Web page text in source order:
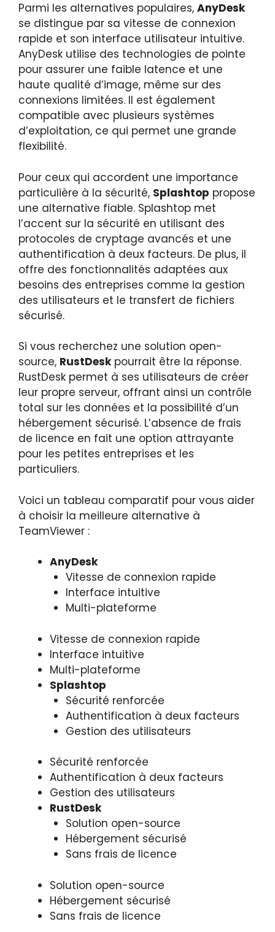
Parmi les alternatives populaires, AnyDesk
se distingue par sa vitesse de connexion
rapide et son interface utilisateur intuitive.
AnyDesk utilise des technologies de pointe
pour assurer une faible latence et une
haute qualité d’image, même sur des
connexions limitées. Il est également
compatible avec plusieurs systèmes
d’exploitation, ce qui permet une grande
flexibilité.
Pour ceux qui accordent une importance
particulière à la sécurité, Splashtop propose
une alternative fiable. Splashtop met
l’accent sur la sécurité en utilisant des
protocoles de cryptage avancés et une
authentification à deux facteurs. De plus, il
offre des fonctionnalités adaptées aux
besoins des entreprises comme la gestion
des utilisateurs et le transfert de fichiers
sécurisé.
Si vous recherchez une solution open-
source, RustDeskpourrait être la réponse.
RustDesk permet à ses utilisateurs de créer
leur propre serveur, offrant ainsi un contrôle
total sur les données et la possibilité d’un
hébergement sécurisé. L’absence de frais
de licence en fait une option attrayante
pour les petites entreprises et les
particuliers.
Voici un tableau comparatif pour vous aider
à choisir la meilleure alternative à
TeamViewer :
AnyDesk
Vitesse de connexion rapide
Interface intuitive
Multi-plateforme
Vitesse de connexion rapide
Interface intuitive
Multi-plateforme
Splashtop
Sécurité renforcée
Authentification à deux facteurs
Gestion des utilisateurs
Sécurité renforcée
Authentification à deux facteurs
Gestion des utilisateurs
RustDesk
Solution open-source
Hébergement sécurisé
Sans frais de licence
Solution open-source
Hébergement sécurisé
Sans frais de licence